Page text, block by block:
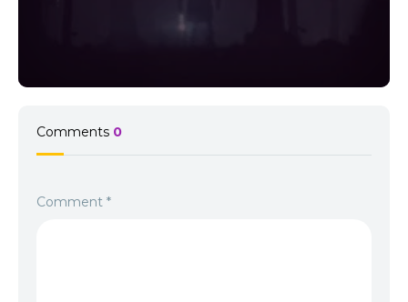
Comments 0
Comment *